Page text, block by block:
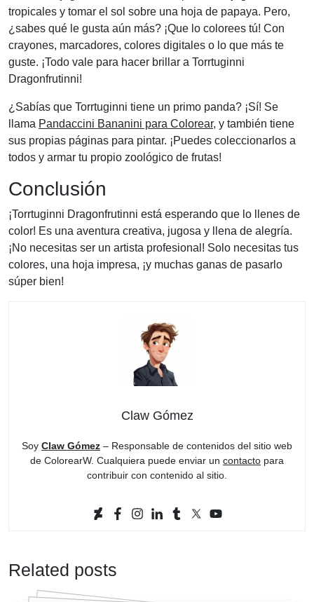
tropicales y tomar el sol sobre una hoja de papaya. Pero,
¿sabes qué le gusta aún más? ¡Que lo colorees tú! Con
crayones, marcadores, colores digitales o lo que más te
guste. ¡Todo vale para hacer brillar a Torrtuginni
Dragonfrutinni!
¿Sabías que Torrtuginni tiene un primo panda? ¡Sí! Se
llama Pandaccini Bananini para Colorear, y también tiene
sus propias páginas para pintar. ¡Puedes coleccionarlos a
todos y armar tu propio zoológico de frutas!
Conclusión
¡Torrtuginni Dragonfrutinni está esperando que lo llenes de
color! Es una aventura creativa, jugosa y llena de alegría.
¡No necesitas ser un artista profesional! Solo necesitas tus
colores, una hoja impresa, ¡y muchas ganas de pasarlo
súper bien!
Claw Gómez
Soy Claw Gómez – Responsable de contenidos del sitio web
de ColorearW. Cualquiera puede enviar un contacto para
contribuir con contenido al sitio.
Related posts